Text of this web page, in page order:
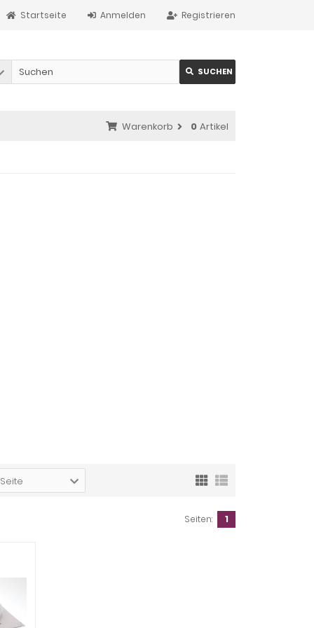
Registrieren
Anmelden
Startseite
SUCHEN
Warenkorb 0 Artikel
Seiten: 1